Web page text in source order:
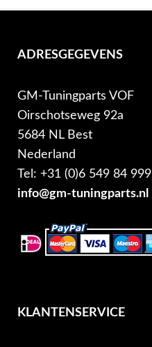
ADRESGEGEVENS
GM-Tuningparts VOF
Oirschotseweg 92a
5684 NL Best
Nederland
Tel: +31 (0)6 549 84 999
info@gm-tuningparts.nl
KLANTENSERVICE